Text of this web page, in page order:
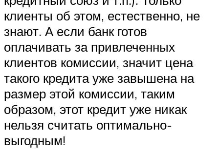
клиенты об этом, естественно, не
знают. А если банк готов
оплачивать за привлеченных
клиентов комиссии, значит цена
такого кредита уже завышена на
размер этой комиссии, таким
образом, этот кредит уже никак
нельзя считать оптимально-
выгодным!